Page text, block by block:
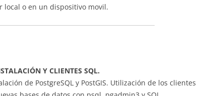
o en un dispositivo movil.
Y CLIENTES SQL.
de PostgreSQL y PostGIS. Utilización de los clientes